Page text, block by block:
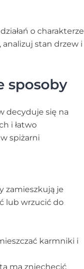
o charakterze
stan drzew i
sposoby
decyduje się na
i łatwo
spiżarni
zamieszkują je
lub wrzucić do
karmniki i
ma zniechęcić